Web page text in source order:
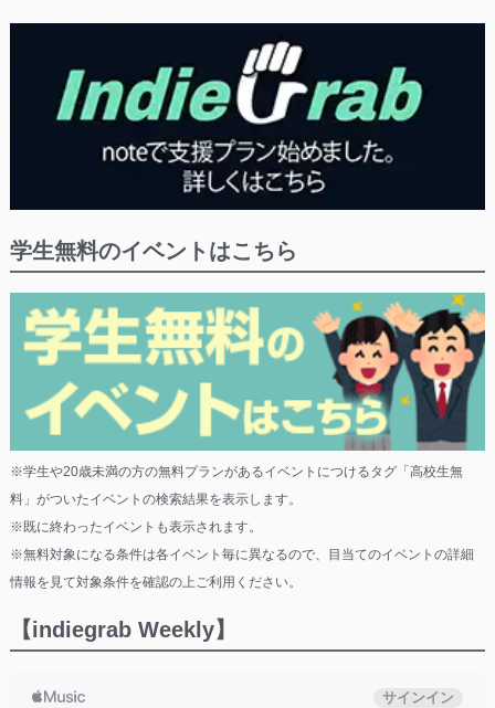
学生無料のイベントはこちら
※学生や20歳未満の方の無料プランがあるイベントにつけるタグ「高校生無
料」がついたイベントの検索結果を表示します。
※既に終わったイベントも表示されます。
※無料対象になる条件は各イベント毎に異なるので、目当てのイベントの詳細
情報を見て対象条件を確認の上ご利用ください。
【indiegrab Weekly】